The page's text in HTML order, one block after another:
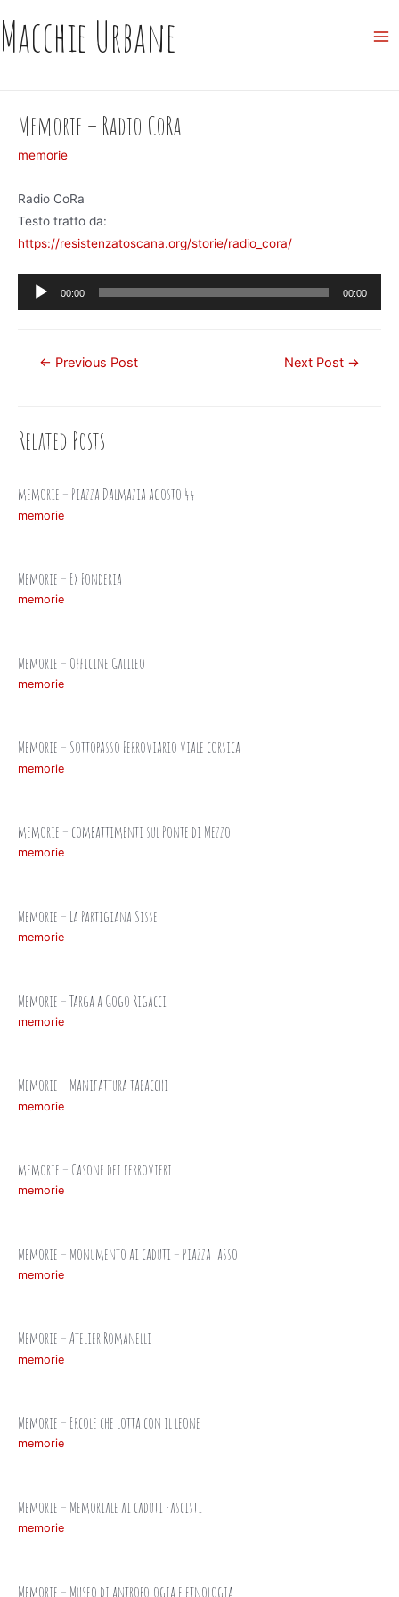
to
content
Macchie Urbane
Memorie – Radio CoRa
memorie
Radio CoRa
Testo tratto da:
https://resistenzatoscana.org/storie/radio_cora/
Audio
00:00 00:00
Post← Previous Post Next Post →
Related Posts
memorie – Piazza Dalmazia agosto 44
memorie
Memorie – Ex Fonderia
memorie
Memorie – Officine Galileo
memorie
Memorie – Sottopasso Ferroviario viale corsica
memorie
memorie – combattimenti sul Ponte di Mezzo
memorie
Memorie – La Partigiana Sisse
memorie
Memorie – Targa a Gogo Rigacci
memorie
Memorie – Manifattura tabacchi
memorie
memorie – Casone dei ferrovieri
memorie
Memorie – Monumento ai caduti – Piazza Tasso
memorie
Memorie – Atelier Romanelli
memorie
Memorie – Ercole che lotta con il leone
memorie
Memorie – Memoriale ai caduti fascisti
memorie
Memorie – Museo di antropologia e etnologia